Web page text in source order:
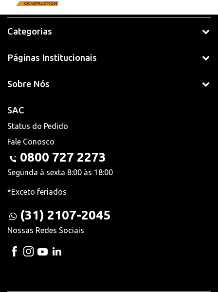
Categorias
Páginas Institucionais
Sobre Nós
SAC
Status do Pedido
Fale Conosco
0800 727 2273
Segunda à sexta 8:00 às 18:00
*Exceto feriados
(31) 2107-2045
Nossas Redes Sociais